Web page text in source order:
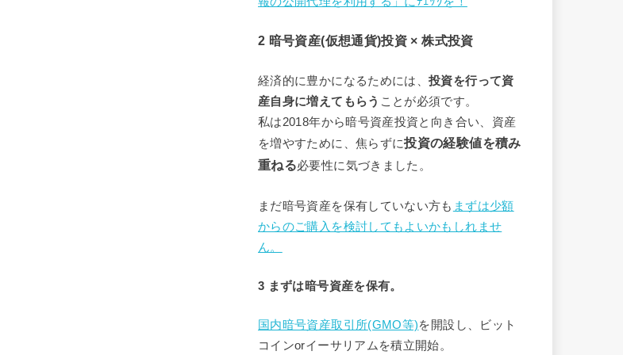
2 暗号資産(仮想通貨)投資 × 株式投資
経済的に豊かになるためには、投資を行って資
産自身に増えてもらう ことが必須です。
私は2018年から暗号資産投資と向き合い、資産
を増やすために、焦らずに投資の経験値を積み
重ねる必要性に気づきました。
まだ暗号資産を保有していない方も まずは少額
からのご購入を検討してもよいかもしれませ
ん。
3 まずは暗号資産を保有。
国内暗号資産取引所(GMO等)を開設し、ビット
コインorイーサリアムを積立開始。